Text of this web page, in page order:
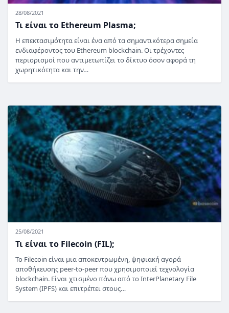
28/08/2021
Τι είναι το Ethereum Plasma;
Η επεκτασιμότητα είναι ένα από τα σημαντικότερα σημεία
ενδιαφέροντος του Ethereum blockchain. Οι τρέχοντες
περιορισμοί που αντιμετωπίζει το δίκτυο όσον αφορά τη
χωρητικότητα και την…
25/08/2021
Τι είναι το Filecoin (FIL);
Το Filecoin είναι μια αποκεντρωμένη, ψηφιακή αγορά
αποθήκευσης peer-to-peer που χρησιμοποιεί τεχνολογία
blockchain. Είναι χτισμένο πάνω από το InterPlanetary File
System (IPFS) και επιτρέπει στους…